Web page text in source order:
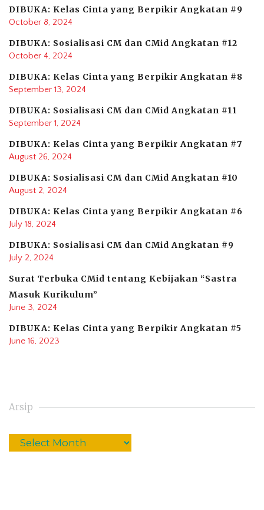
DIBUKA: Kelas Cinta yang Berpikir Angkatan #9
October 8, 2024
DIBUKA: Sosialisasi CM dan CMid Angkatan #12
October 4, 2024
DIBUKA: Kelas Cinta yang Berpikir Angkatan #8
September 13, 2024
DIBUKA: Sosialisasi CM dan CMid Angkatan #11
September 1, 2024
DIBUKA: Kelas Cinta yang Berpikir Angkatan #7
August 26, 2024
DIBUKA: Sosialisasi CM dan CMid Angkatan #10
August 2, 2024
DIBUKA: Kelas Cinta yang Berpikir Angkatan #6
July 18, 2024
DIBUKA: Sosialisasi CM dan CMid Angkatan #9
July 2, 2024
Surat Terbuka CMid tentang Kebijakan “Sastra
Masuk Kurikulum”
June 3, 2024
DIBUKA: Kelas Cinta yang Berpikir Angkatan #5
June 16, 2023
Arsip